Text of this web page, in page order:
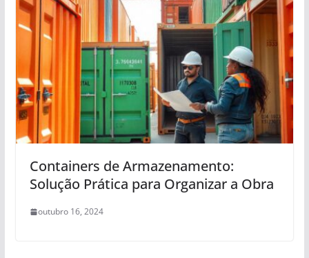
Containers de Armazenamento:
Solução Prática para Organizar a Obra
outubro 16, 2024